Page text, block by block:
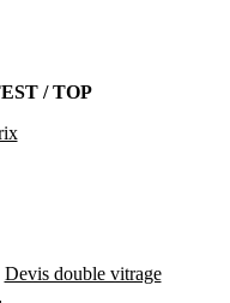
/ TOP
Devis double vitrage